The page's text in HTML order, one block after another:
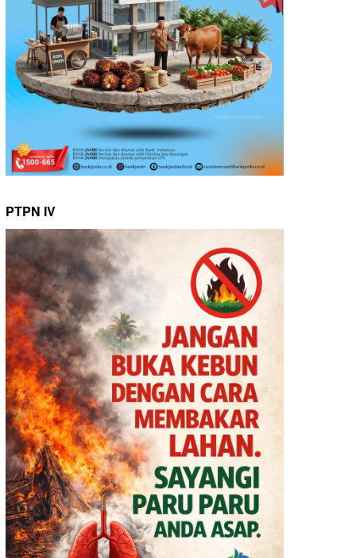
PTPN IV